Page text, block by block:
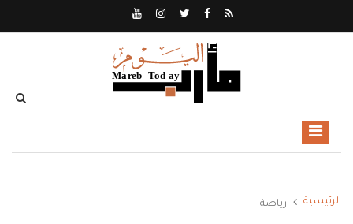
الرئيسية رياضة